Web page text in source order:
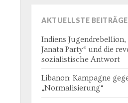
AKTUELLSTE BEITRÄGE
Indiens
Janata Party“ und die
sozialistische Antwort
Libanon: Kampagne
„Normalisierung“